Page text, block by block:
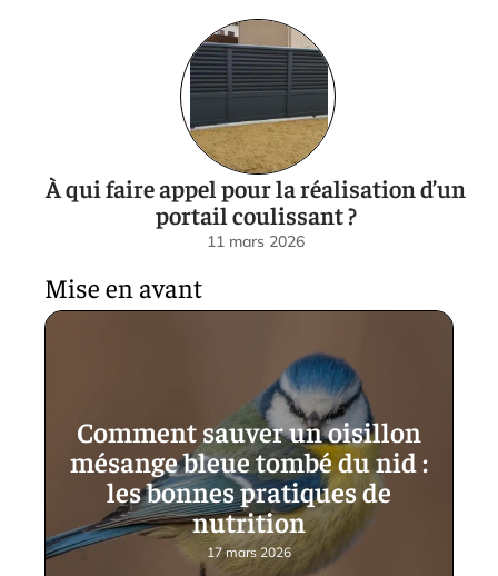
À qui faire appel pour la réalisation d’un
portail coulissant ?
11 mars 2026
Mise en avant
Comment sauver un oisillon
mésange bleue tombé du nid :
les bonnes pratiques de
nutrition
17 mars 2026